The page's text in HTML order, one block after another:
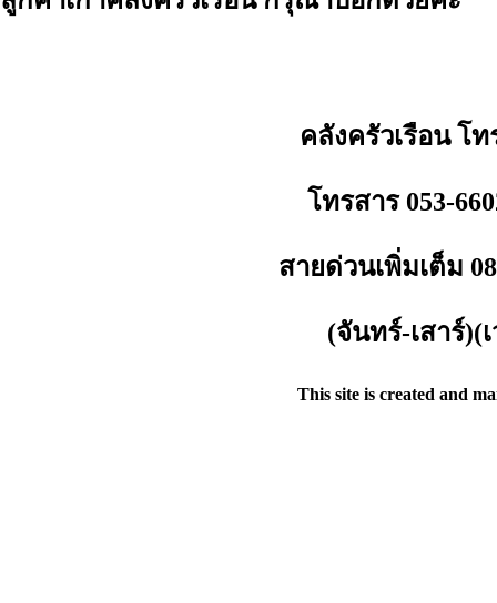
คลังครัวเรือน โท
โทรสาร 053-
สายด่วนเพิ่มเต็ม
(จันทร์-เสาร์)(
This site is created and